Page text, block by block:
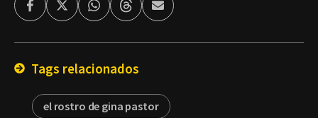
FacebookTwitterWhatsappThreadsEnviar
por
Tags relacionados
el rostro de gina pastor